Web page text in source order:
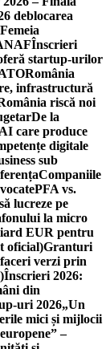
deblocarea
Înscrieri
startup-urilor
România
infrastructură
riscă noi
De la
care produce
digitale
sub
Companiile
PFA vs.
lucreze pe
la micro
EUR pentru
oficial)Granturi
verzi prin
Înscrieri 2026:
din
uri 2026„Un
mici și mijlocii
–